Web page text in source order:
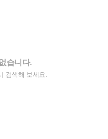
습니다.
검색해 보세요.